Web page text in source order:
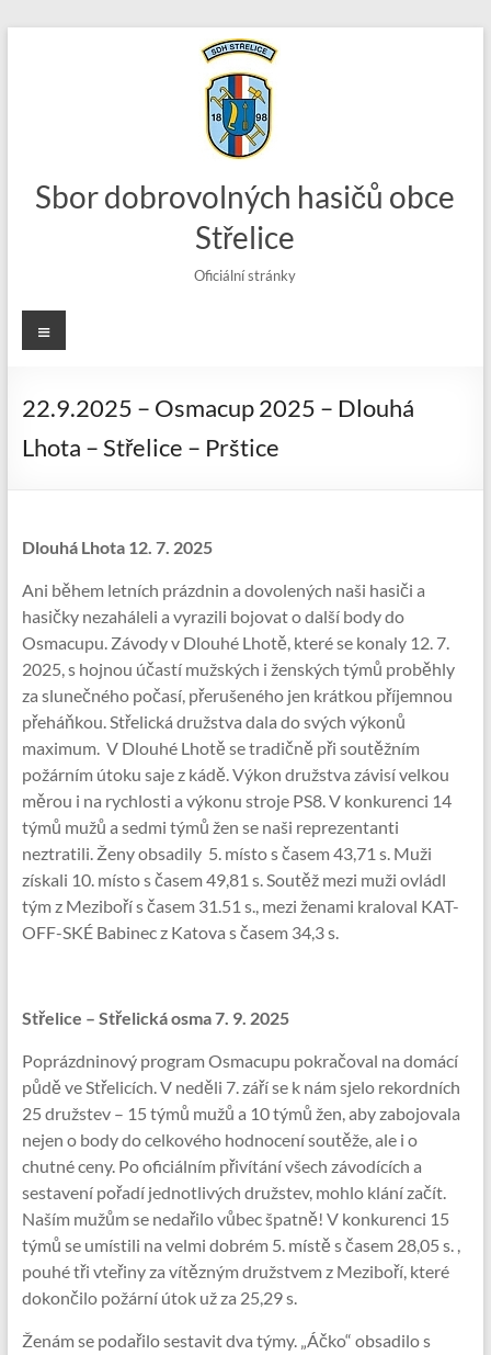
Sbor dobrovolných hasičů obce
Střelice
Oficiální stránky
Menu
22.9.2025 – Osmacup 2025 – Dlouhá
Lhota – Střelice – Prštice
Dlouhá Lhota 12. 7. 2025
Ani během letních prázdnin a dovolených naši hasiči a
hasičky nezaháleli a vyrazili bojovat o další body do
Osmacupu. Závody v Dlouhé Lhotě, které se konaly 12. 7.
2025, s hojnou účastí mužských i ženských týmů proběhly
za slunečného počasí, přerušeného jen krátkou příjemnou
přeháňkou. Střelická družstva dala do svých výkonů
maximum. V Dlouhé Lhotě se tradičně při soutěžním
požárním útoku saje z kádě. Výkon družstva závisí velkou
měrou i na rychlosti a výkonu stroje PS8. V konkurenci 14
týmů mužů a sedmi týmů žen se naši reprezentanti
neztratili. Ženy obsadily 5. místo s časem 43,71 s. Muži
získali 10. místo s časem 49,81 s. Soutěž mezi muži ovládl
tým z Meziboří s časem 31.51 s., mezi ženami kraloval KAT-
OFF-SKÉ Babinec z Katova s časem 34,3 s.
Střelice – Střelická osma 7. 9. 2025
Poprázdninový program Osmacupu pokračoval na domácí
půdě ve Střelicích. V neděli 7. září se k nám sjelo rekordních
25 družstev – 15 týmů mužů a 10 týmů žen, aby zabojovala
nejen o body do celkového hodnocení soutěže, ale i o
chutné ceny. Po oficiálním přivítání všech závodících a
sestavení pořadí jednotlivých družstev, mohlo klání začít.
Naším mužům se nedařilo vůbec špatně! V konkurenci 15
týmů se umístili na velmi dobrém 5. místě s časem 28,05 s. ,
pouhé tři vteřiny za vítězným družstvem z Meziboří, které
dokončilo požární útok už za 25,29 s.
Ženám se podařilo sestavit dva týmy. „Áčko“ obsadilo s